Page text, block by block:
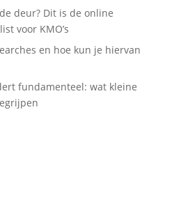
deur? Dit is de online
voor KMO’s
en hoe kun je hiervan
fundamenteel: wat kleine